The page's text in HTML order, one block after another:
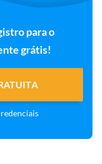
para o
grátis!